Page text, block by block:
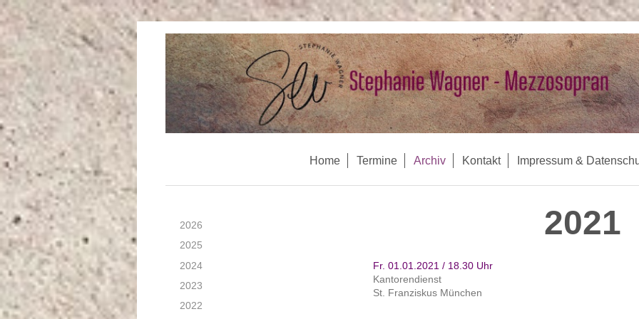
Home Termine Archiv Kontakt Impressum &
2021
Fr. 01.01.2021 / 18.30 Uhr
Kantorendienst
St. Franziskus München
2026
2025
2024
2023
2022